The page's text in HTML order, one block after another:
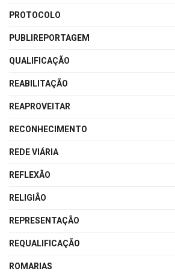
PROTOCOLO
PUBLIREPORTAGEM
QUALIFICAÇÃO
REABILITAÇÃO
REAPROVEITAR
RECONHECIMENTO
REDE VIÁRIA
REFLEXÃO
RELIGIÃO
REPRESENTAÇÃO
REQUALIFICAÇÃO
ROMARIAS